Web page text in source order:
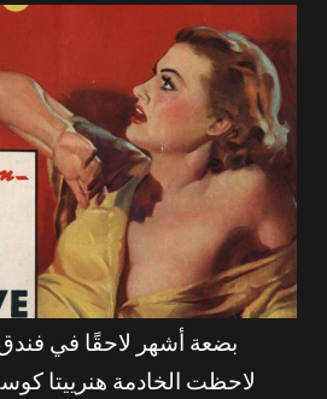
بضعة أشهر لاحقًا في فندق
لاحظت الخادمة هنرييتا